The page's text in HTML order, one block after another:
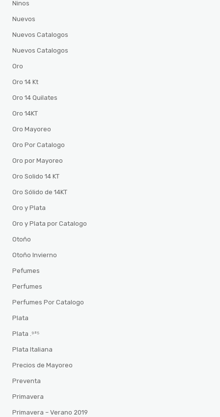
Ninos
Nuevos
Nuevos Catalogos
Nuevos Catalogos
Oro
Oro 14 Kt
Oro 14 Quilates
Oro 14KT
Oro Mayoreo
Oro Por Catalogo
Oro por Mayoreo
Oro Solido 14 KT
Oro Sólido de 14KT
Oro y Plata
Oro y Plata por Catalogo
Otoño
Otoño Invierno
Pefumes
Perfumes
Perfumes Por Catalogo
Plata
Plata .⁹²⁵
Plata Italiana
Precios de Mayoreo
Preventa
Primavera
Primavera – Verano 2019